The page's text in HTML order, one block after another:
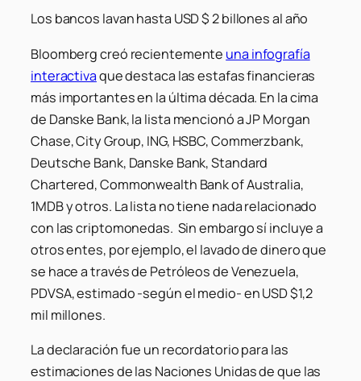
Los bancos lavan hasta USD $ 2 billones al año
Bloombergcreó recientemente una infografía
interactivaque destaca las estafas financieras
más importantes en la última década. En la cima
de Danske Bank, la lista mencionó aJP Morgan
Chase, City Group, ING, HSBC, Commerzbank,
Deutsche Bank, Danske Bank, Standard
Chartered, Commonwealth Bank of Australia,
1MDBy otros. La lista no tiene nada relacionado
con las criptomonedas. Sin embargo sí incluye a
otros entes, por ejemplo, el lavado de dinero que
se hace a través de Petróleos de Venezuela,
PDVSA, estimado -según el medio- en USD $1,2
mil millones.
La declaración fue un recordatorio para las
estimaciones de las Naciones Unidas de que las